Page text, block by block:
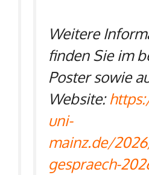
Weitere
finden Sie im
Poster sowie
Website:
uni-
mainz.de/
gespraech-